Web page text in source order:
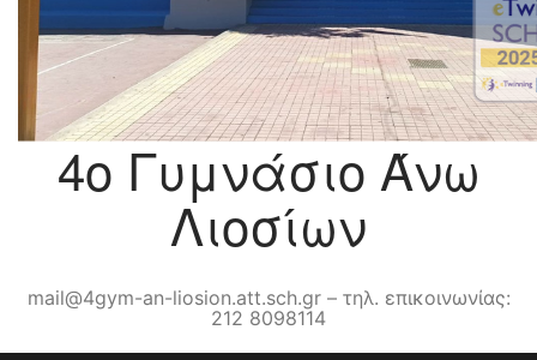
4ο Γυμνάσιο Άνω
Λιοσίων
mail@4gym-an-liosion.att.sch.gr – τηλ. επικοινωνίας:
212 8098114